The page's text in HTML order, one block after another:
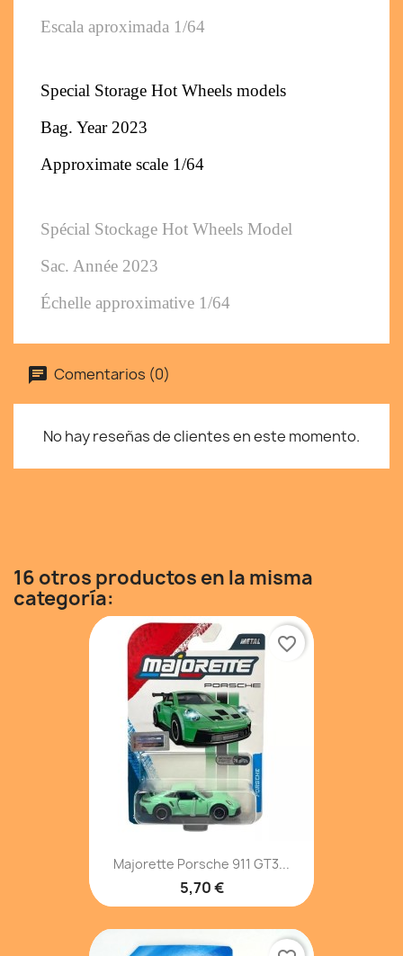
Escala aproximada 1/64
Special Storage Hot Wheels models
Bag. Year 2023
Approximate scale 1/64
Spécial Stockage Hot Wheels Model
Sac. Année 2023
Échelle approximative 1/64
Comentarios (0)
No hay reseñas de clientes en este momento.
16 otros productos en la misma
categoría:
Majorette Porsche 911 GT3...
5,70 €
favorite_border